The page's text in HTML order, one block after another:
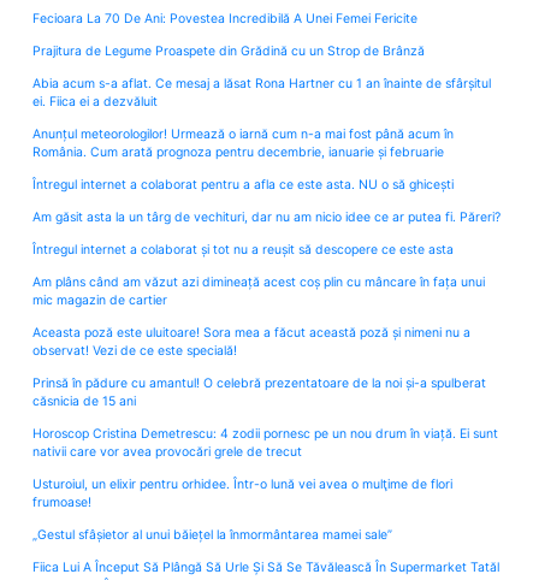
Fecioara La 70 De Ani: Povestea Incredibilă A Unei Femei Fericite
Prajitura de Legume Proaspete din Grădină cu un Strop de Brânză
Abia acum s-a aflat. Ce mesaj a lăsat Rona Hartner cu 1 an înainte de sfârșitul
ei. Fiica ei a dezvăluit
Anunțul meteorologilor! Urmează o iarnă cum n-a mai fost până acum în
România. Cum arată prognoza pentru decembrie, ianuarie și februarie
Întregul internet a colaborat pentru a afla ce este asta. NU o să ghicești
Am găsit asta la un târg de vechituri, dar nu am nicio idee ce ar putea fi. Păreri?
Întregul internet a colaborat și tot nu a reușit să descopere ce este asta
Am plâns când am văzut azi dimineață acest coș plin cu mâncare în fața unui
mic magazin de cartier
Aceasta poză este uluitoare! Sora mea a făcut această poză și nimeni nu a
observat! Vezi de ce este specială!
Prinsă în pădure cu amantul! O celebră prezentatoare de la noi și-a spulberat
căsnicia de 15 ani
Horoscop Cristina Demetrescu: 4 zodii pornesc pe un nou drum în viață. Ei sunt
nativii care vor avea provocări grele de trecut
Usturoiul, un elixir pentru orhidee. Într-o lună vei avea o mulţime de flori
frumoase!
„Gestul sfâșietor al unui băiețel la înmormântarea mamei sale”
Fiica Lui A Început Să Plângă Să Urle Și Să Se Tăvălească În Supermarket Tatăl